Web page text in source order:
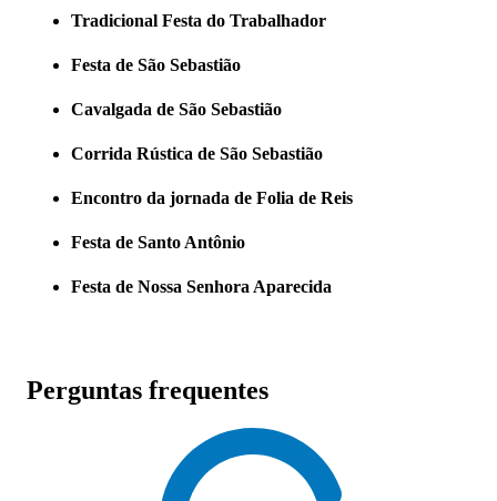
Tradicional Festa do Trabalhador
Festa de São Sebastião
Cavalgada de São Sebastião
Corrida Rústica de São Sebastião
Encontro da jornada de Folia de Reis
Festa de Santo Antônio
Festa de Nossa Senhora Aparecida
Perguntas frequentes